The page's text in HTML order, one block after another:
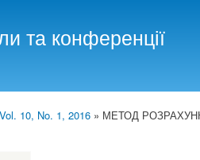
та конференції
10, No. 1, 2016 » МЕТОД